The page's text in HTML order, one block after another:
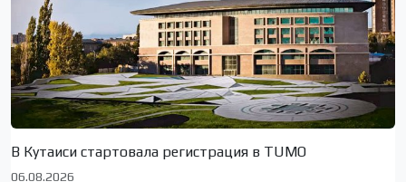
В Кутаиси стартовала регистрация в TUMO
06.08.2026